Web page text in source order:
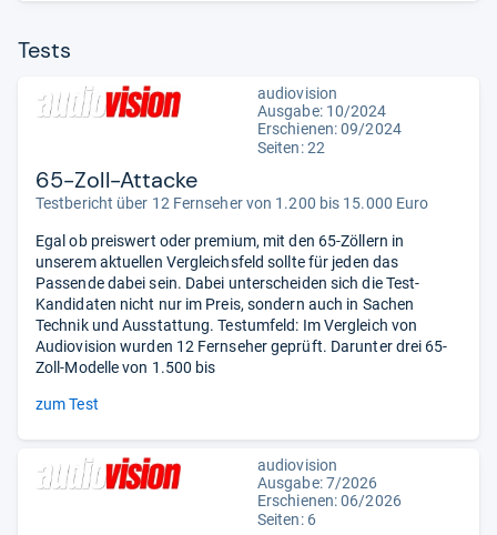
Tests
audiovision
Ausgabe: 10/2024
Erschienen: 09/2024
Seiten: 22
65-Zoll-Attacke
Testbericht über 12 Fernseher von 1.200 bis 15.000 Euro
Egal ob preiswert oder premium, mit den 65-Zöllern in
unserem aktuellen Vergleichsfeld sollte für jeden das
Passende dabei sein. Dabei unterscheiden sich die Test-
Kandidaten nicht nur im Preis, sondern auch in Sachen
Technik und Ausstattung. Testumfeld: Im Vergleich von
Audiovision wurden 12 Fernseher geprüft. Darunter drei 65-
Zoll-Modelle von 1.500 bis
zum Test
audiovision
Ausgabe: 7/2026
Erschienen:06/2026
Seiten: 6